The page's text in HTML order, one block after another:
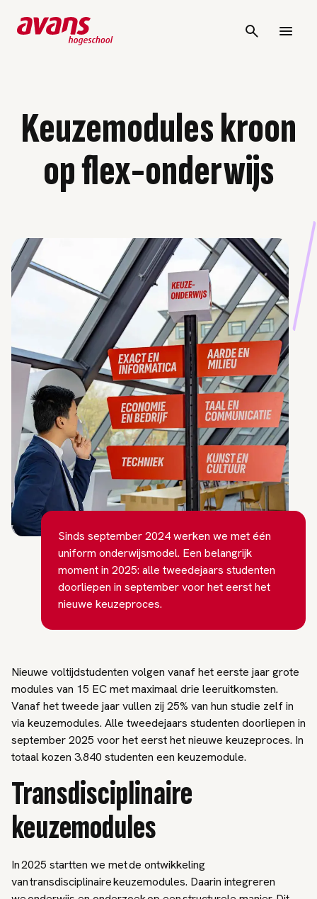
Keuzemodules kroon
op flex-onderwijs
Sinds september 2024 werken we met één
uniform onderwijsmodel. Een belangrijk
moment in 2025: alle tweedejaars studenten
doorliepen in september voor het eerst het
nieuwe keuzeproces.
Nieuwe voltijdstudenten volgen vanaf het eerste jaar grote
modules van 15 EC met maximaal drie leeruitkomsten.
Vanaf het tweede jaar vullen zij 25% van hun studie zelf in
via keuzemodules. Alle tweedejaars studenten doorliepen in
september 2025 voor het eerst het nieuwe keuzeproces. In
totaal kozen 3.840 studenten een keuzemodule.
Transdisciplinaire
keuzemodules
In 2025 startten we met de ontwikkeling
van transdisciplinaire keuzemodules. Daarin integreren